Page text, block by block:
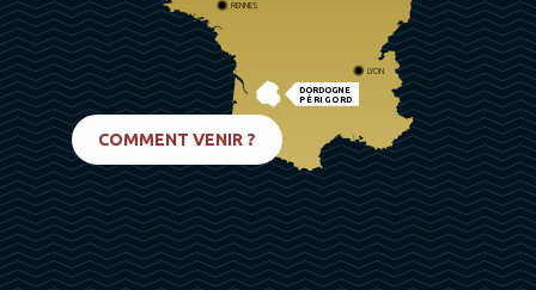
DORDOGNE
PÉRIGORD
RENNES
LYON
COMMENT VENIR ?